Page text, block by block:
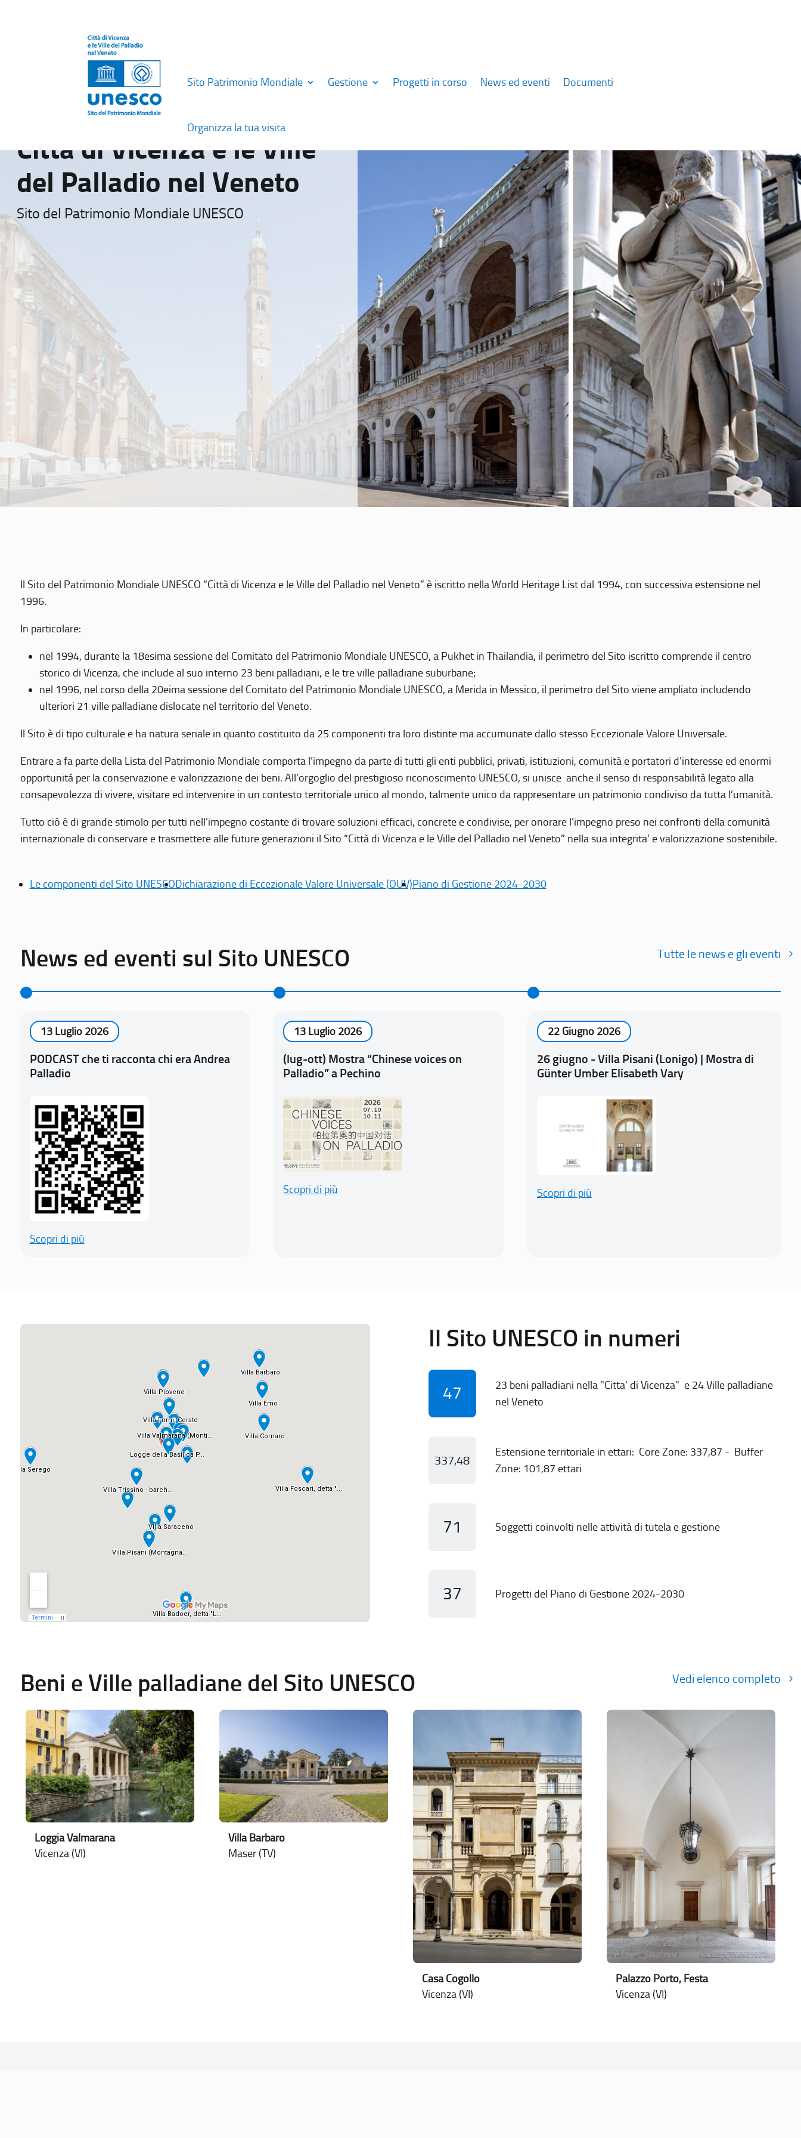
Sito Patrimonio Mondiale Gestione Progetti in corso News ed eventi Documenti
Organizza la tua visita
Città di Vicenza e le Ville
del Palladio nel Veneto
Sito del Patrimonio Mondiale UNESCO
Il Sito del Patrimonio Mondiale UNESCO “Città di Vicenza e le Ville del Palladio nel Veneto” è iscritto nella World Heritage List dal 1994, con successiva estensione nel
1996.
In particolare:
nel 1994, durante la 18esima sessione del Comitato del Patrimonio Mondiale UNESCO, a Pukhet in Thailandia, il perimetro del Sito iscritto comprende il centro
storico di Vicenza, che include al suo interno 23 beni palladiani, e le tre ville palladiane suburbane;
nel 1996, nel corso della 20eima sessione del Comitato del Patrimonio Mondiale UNESCO, a Merida in Messico, il perimetro del Sito viene ampliato includendo
ulteriori 21 ville palladiane dislocate nel territorio del Veneto.
Il Sito è di tipo culturale e ha natura seriale in quanto costituito da 25 componenti tra loro distinte ma accumunate dallo stesso Eccezionale Valore Universale.
Entrare a fa parte della Lista del Patrimonio Mondiale comporta l’impegno da parte di tutti gli enti pubblici, privati, istituzioni, comunità e portatori d’interesse ed enormi
opportunità per la conservazione e valorizzazione dei beni. All’orgoglio del prestigioso riconoscimento UNESCO, si unisce anche il senso di responsabilità legato alla
consapevolezza di vivere, visitare ed intervenire in un contesto territoriale unico al mondo, talmente unico da rappresentare un patrimonio condiviso da tutta l’umanità.
Tutto ciò è di grande stimolo per tutti nell’impegno costante di trovare soluzioni efficaci, concrete e condivise, per onorare l’impegno preso nei confronti della comunità
internazionale di conservare e trasmettere alle future generazioni il Sito “Città di Vicenza e le Ville del Palladio nel Veneto” nella sua integrita’ e valorizzazione sostenibile.
Le componenti del Sito UNESCODichiarazione di Eccezionale Valore Universale (OUV)Piano di Gestione 2024-2030
News ed eventi sul Sito UNESCO Tutte le news e gli eventi
13 Luglio 2026
PODCAST che ti racconta chi era Andrea
Palladio
Scopri di più
13 Luglio 2026
(lug-ott) Mostra “Chinese voices on
Palladio” a Pechino
Scopri di più
22 Giugno 2026
26 giugno - Villa Pisani (Lonigo) | Mostra di
Günter Umber Elisabeth Vary
Scopri di più
Il Sito UNESCO in numeri
47
23 beni palladiani nella "Citta' di Vicenza" e 24 Ville palladiane
nel Veneto
337,48
Estensione territoriale in ettari: Core Zone: 337,87 - Buffer
Zone: 101,87 ettari
71 Soggetti coinvolti nelle attività di tutela e gestione
37 Progetti del Piano di Gestione 2024-2030
Beni e Ville palladiane del Sito UNESCO Vedi elenco completo
Loggia Valmarana
Vicenza (VI)
Villa Barbaro
Maser (TV)
Casa Cogollo
Vicenza (VI)
Palazzo Porto, Festa
Vicenza (VI)